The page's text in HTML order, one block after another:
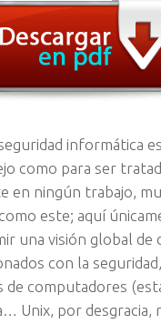
informática
como para ser
en ningún trabajo,
este; aquí
una visión global de
con la
de computadores
Unix, por desgracia,